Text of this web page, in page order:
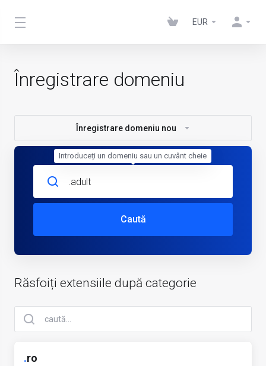
EUR
Înregistrare domeniu
Înregistrare domeniu nou
Caută
Răsfoiți extensiile după categorie
.ro
Introduceți un domeniu sau un cuvânt cheie